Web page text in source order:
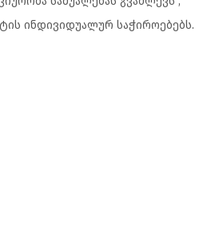
ინდივიდუალურ საჭიროებებს.